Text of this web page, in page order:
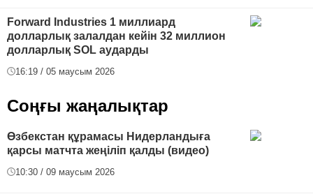
Forward Industries 1 миллиард
долларлық залалдан кейін 32 миллион
долларлық SOL аударды
16:19 / 05 маусым 2026
Соңғы жаңалықтар
Өзбекстан құрамасы Нидерландыға
қарсы матчта жеңіліп қалды (видео)
10:30 / 09 маусым 2026